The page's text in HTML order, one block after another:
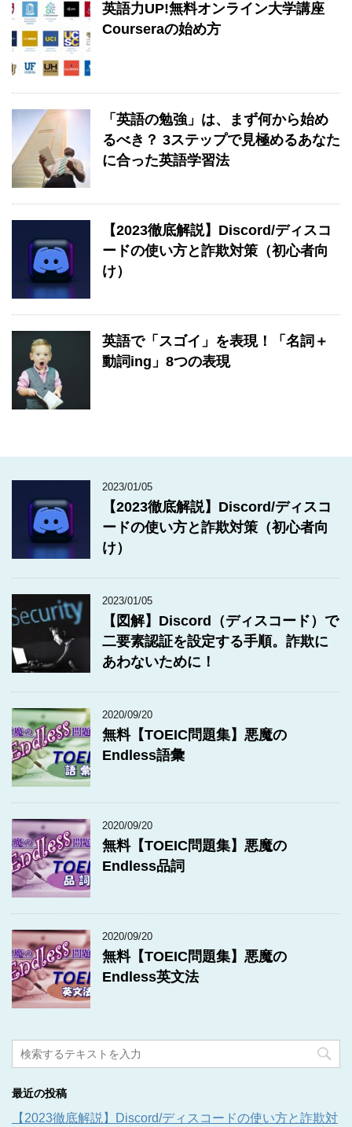
英語力UP!無料オンライン大学講座
Courseraの始め方
「英語の勉強」は、まず何から始め
るべき？ 3ステップで見極めるあなた
に合った英語学習法
【2023徹底解説】Discord/ディスコ
ードの使い方と詐欺対策（初心者向
け）
英語で「スゴイ」を表現！「名詞＋
動詞ing」8つの表現
2023/01/05
【2023徹底解説】Discord/ディスコ
ードの使い方と詐欺対策（初心者向
け）
2023/01/05
【図解】Discord（ディスコード）で
二要素認証を設定する手順。詐欺に
あわないために！
2020/09/20
無料【TOEIC問題集】悪魔の
Endless語彙
2020/09/20
無料【TOEIC問題集】悪魔の
Endless品詞
2020/09/20
無料【TOEIC問題集】悪魔の
Endless英文法
最近の投稿
【2023徹底解説】Discord/ディスコードの使い方と詐欺対